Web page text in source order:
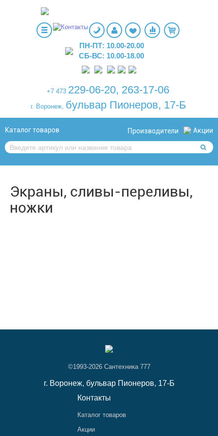
ПН-ПТ: 10.00-20.00
СБ-ВС: 10.00-18.00
+7 473 229-06-20, 263-17-06
г. Воронеж, бульвар Пионеров, 17-Б
Каталог товаров Акции
Производители
Экраны, сливы-переливы,
ножки
©1993-2026 Сантехника 777
г. Воронеж, бульвар Пионеров, 17-Б
Контакты
Каталог товаров
Акции